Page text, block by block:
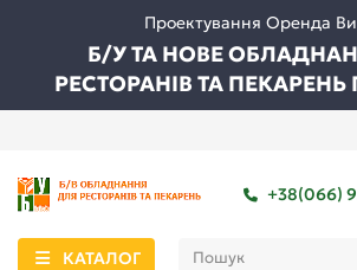
Проектування Оренда
Б/У ТА НОВЕ
РЕСТОРАНІВ ТА
+38(066)
КАТАЛОГ